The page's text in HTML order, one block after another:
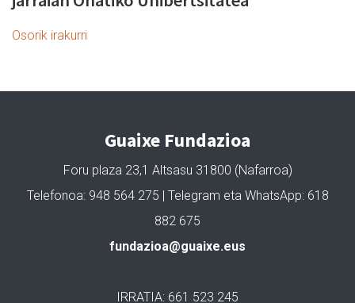
Osorik irakurri
Guaixe Fundazioa
Foru plaza 23,1 Altsasu 31800 (Nafarroa)
Telefonoa: 948 564 275 | Telegram eta WhatsApp: 618
882 675
fundazioa@guaixe.eus
IRRATIA: 661 523 245